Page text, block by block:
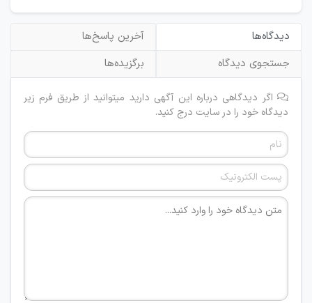
دیدگاه‌ها
آخرین پاسخ‌ها
جستجوی دیدگاه
برگزیده‌ها
اگر دیدگاهی درباره این آگهی دارید میتوانید از طریق فرم زیر
دیدگاه خود را در سایت درج کنید.